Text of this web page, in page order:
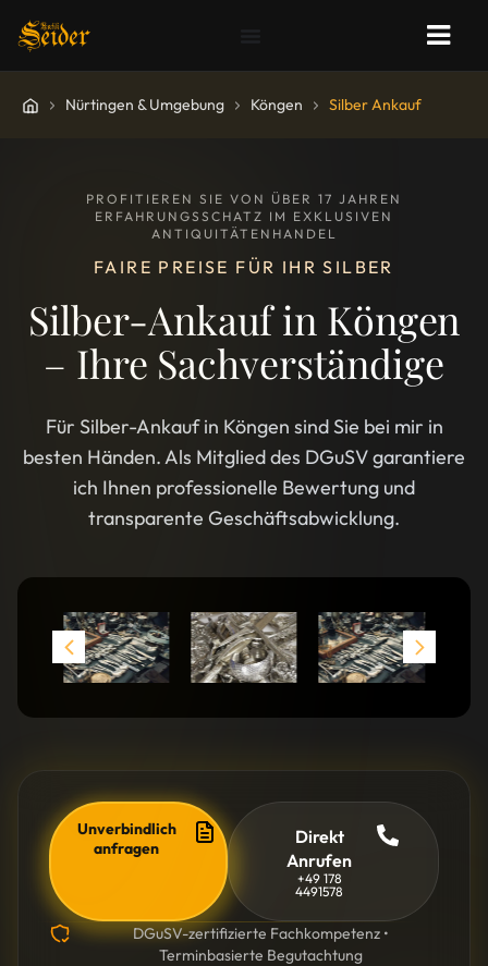
Nürtingen & Umgebung Köngen Silber Ankauf
PROFITIEREN SIE VON ÜBER 17 JAHREN
ERFAHRUNGSSCHATZ IM EXKLUSIVEN
ANTIQUITÄTENHANDEL
FAIRE PREISE FÜR IHR SILBER
Silber-Ankauf in Köngen
– Ihre Sachverständige
Für Silber-Ankauf in Köngen sind Sie bei mir in
besten Händen. Als Mitglied des DGuSV garantiere
ich Ihnen professionelle Bewertung und
transparente Geschäftsabwicklung.
Unverbindlich
anfragen
Direkt
Anrufen
+49 178
4491578
DGuSV-zertifizierte Fachkompetenz •
Terminbasierte Begutachtung